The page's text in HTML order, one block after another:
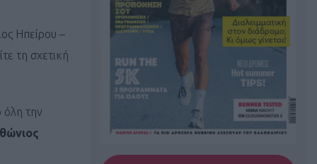
Ηπείρου –
τη σχετική
όλη την